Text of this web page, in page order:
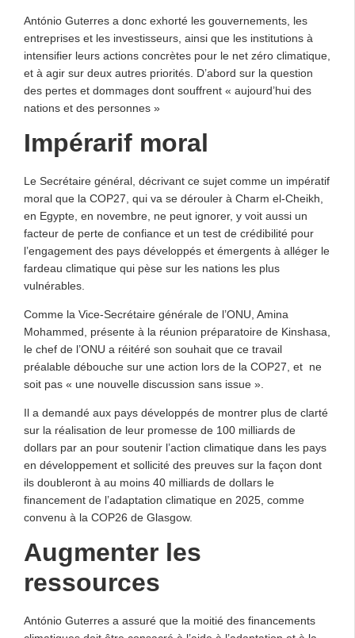
António Guterres a donc exhorté les gouvernements, les
entreprises et les investisseurs, ainsi que les institutions à
intensifier leurs actions concrètes pour le net zéro climatique,
et à agir sur deux autres priorités. D’abord sur la question
des pertes et dommages dont souffrent « aujourd’hui des
nations et des personnes »
Impérarif moral
Le Secrétaire général, décrivant ce sujet comme un impératif
moral que la COP27, qui va se dérouler à Charm el-Cheikh,
en Egypte, en novembre, ne peut ignorer, y voit aussi un
facteur de perte de confiance et un test de crédibilité pour
l’engagement des pays développés et émergents à alléger le
fardeau climatique qui pèse sur les nations les plus
vulnérables.
Comme la Vice-Secrétaire générale de l’ONU, Amina
Mohammed, présente à la réunion préparatoire de Kinshasa,
le chef de l’ONU a réitéré son souhait que ce travail
préalable débouche sur une action lors de la COP27, et ne
soit pas « une nouvelle discussion sans issue ».
Il a demandé aux pays développés de montrer plus de clarté
sur la réalisation de leur promesse de 100 milliards de
dollars par an pour soutenir l’action climatique dans les pays
en développement et sollicité des preuves sur la façon dont
ils doubleront à au moins 40 milliards de dollars le
financement de l’adaptation climatique en 2025, comme
convenu à la COP26 de Glasgow.
Augmenter les
ressources
António Guterres a assuré que la moitié des financements